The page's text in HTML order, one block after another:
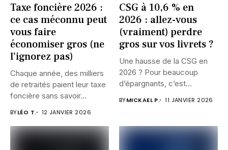
Taxe foncière 2026 :
ce cas méconnu peut
vous faire
économiser gros (ne
l’ignorez pas)
Chaque année, des milliers
de retraités paient leur taxe
foncière sans savoir...
BYLÉO T. 12 JANVIER 2026
CSG à 10,6 % en
2026 : allez-vous
(vraiment) perdre
gros sur vos livrets ?
Une hausse de la CSG en
2026 ? Pour beaucoup
d’épargnants, c’est...
BYMICKAEL P. 11 JANVIER 2026